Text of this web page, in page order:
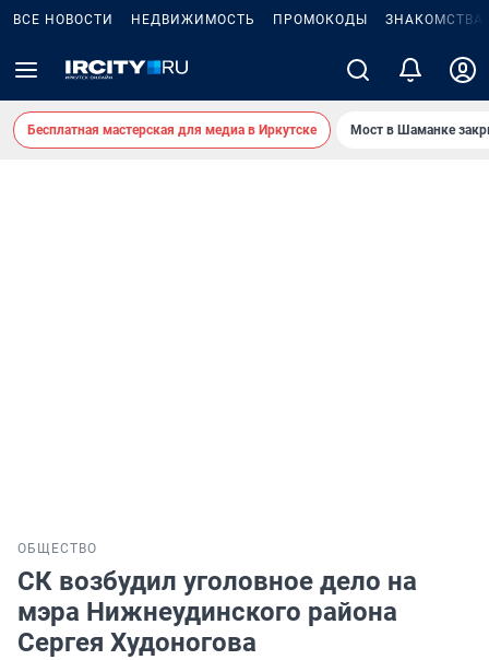
ВСЕ НОВОСТИ НЕДВИЖИМОСТЬ ПРОМОКОДЫ ЗНАКОМСТВА
Бесплатная мастерская для медиа в Иркутске Мост в Шаманке
ОБЩЕСТВО
СК возбудил уголовное дело на
мэра Нижнеудинского района
Сергея Худоногова